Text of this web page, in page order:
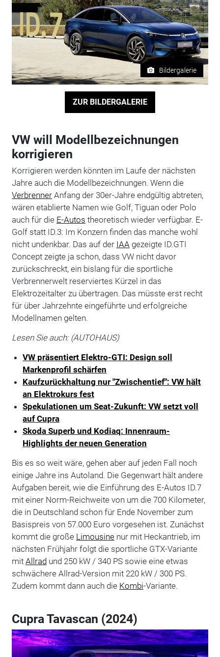
Bildergalerie
ZUR BILDERGALERIE
VW will Modellbezeichnungen
korrigieren
Korrigieren werden könnten im Laufe der nächsten
Jahre auch die Modellbezeichnungen. Wenn die
VerbrennerAnfang der 30er-Jahre endgültig abtreten,
wären etablierte Namen wie Golf, Tiguan oder Polo
auch für die E-Autos theoretisch wieder verfügbar. E-
Golf statt ID.3: Im Konzern finden das manche wohl
nicht undenkbar. Das auf der IAA gezeigte ID.GTI
Concept zeigte ja schon, dass VW nicht davor
zurückschreckt, ein bislang für die sportliche
Verbrennerwelt reserviertes Kürzel in das
Elektrozeitalter zu übertragen. Das müsste erst recht
für über Jahrzehnte eingeführte und erfolgreiche
Modellnamen gelten.
Lesen Sie auch: (AUTOHAUS)
VW präsentiert Elektro-GTI: Design soll
Markenprofil schärfen
Kaufzurückhaltung nur "Zwischentief": VW hält
an Elektrokurs fest
Spekulationen um Seat-Zukunft: VW setzt voll
auf Cupra
Skoda Superb und Kodiaq: Innenraum-
Highlights der neuen Generation
Bis es so weit wäre, gehen aber auf jeden Fall noch
einige Jahre ins Autoland. Die Gegenwart hält andere
Aufgaben bereit, wie die Einführung des E-Autos ID.7
mit einer Norm-Reichweite von um die 700 Kilometer,
die in Deutschland schon für Ende November zum
Basispreis von 57.000 Euro vorgesehen ist. Zunächst
kommt die große Limousinenur mit Heckantrieb, im
nächsten Frühjahr folgt die sportliche GTX-Variante
mit Allradund 250 kW / 340 PS sowie eine etwas
schwächere Allrad-Version mit 220 kW / 300 PS.
Zudem kommt dann auch die Kombi-Variante.
Cupra Tavascan (2024)